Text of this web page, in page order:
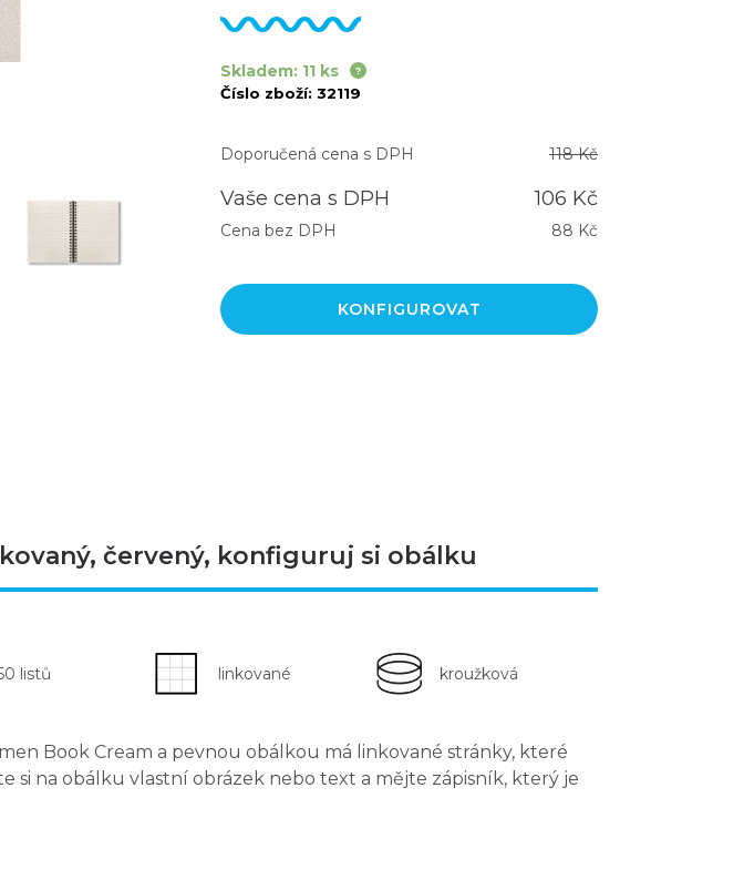
Skladem: 11 ks
Číslo zboží: 32119
Doporučená cena s DPH 118 Kč
Vaše cena s DPH 106 Kč
Cena bez DPH 88 Kč
KONFIGUROVAT
červený, konfiguruj si obálku
listů linkované kroužková
Book Cream a pevnou obálkou má linkované stránky, které
si na obálku vlastní obrázek nebo text a mějte zápisník, který je